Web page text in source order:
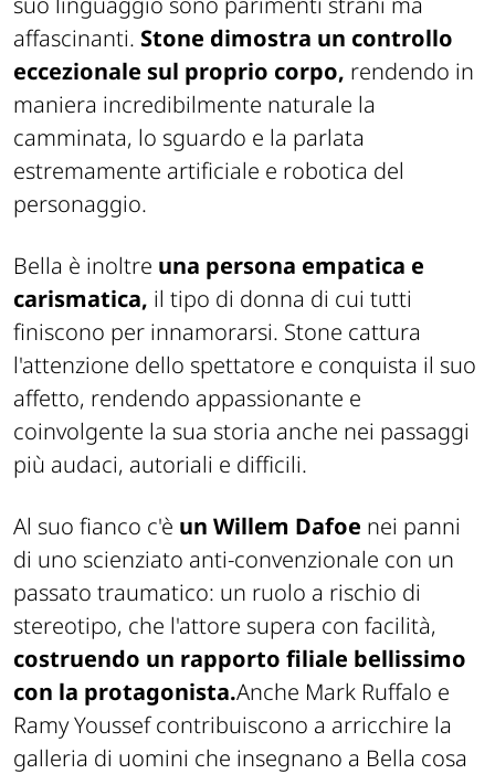
affascinanti. Stone dimostra un controllo
eccezionale sul proprio corpo, rendendo in
maniera incredibilmente naturale la
camminata, lo sguardo e la parlata
estremamente artificiale e robotica del
personaggio.
Bella è inoltre una persona empatica e
carismatica, il tipo di donna di cui tutti
finiscono per innamorarsi. Stone cattura
l'attenzione dello spettatore e conquista il suo
affetto, rendendo appassionante e
coinvolgente la sua storia anche nei passaggi
più audaci, autoriali e difficili.
Al suo fianco c'è un Willem Dafoe nei panni
di uno scienziato anti-convenzionale con un
passato traumatico: un ruolo a rischio di
stereotipo, che l'attore supera con facilità,
costruendo un rapporto filiale bellissimo
con la protagonista.Anche Mark Ruffalo e
Ramy Youssef contribuiscono a arricchire la
galleria di uomini che insegnano a Bella cosa